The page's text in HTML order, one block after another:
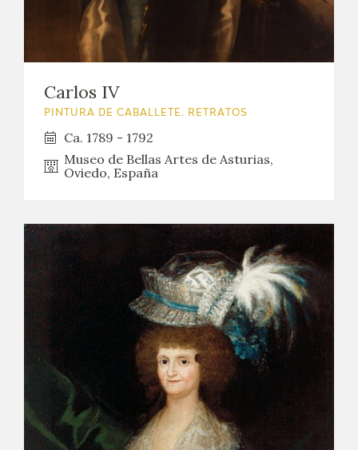
Carlos IV
PINTURA DE CABALLETE. RETRATOS
Ca. 1789 - 1792
Museo de Bellas Artes de Asturias,
Oviedo, España